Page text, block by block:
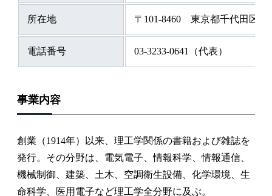
所在地 〒101-8460 東京都千代田区神
電話番号 03-3233-0641（代表）
事業内容
創業（1914年）以来、理工学関係の書籍および雑誌を
発行。その分野は、電気電子、情報科学、情報通信、
機械制御、建築、土木、空調衛生設備、化学環境、生
命科学、医用電子など理工学全分野に及ぶ。